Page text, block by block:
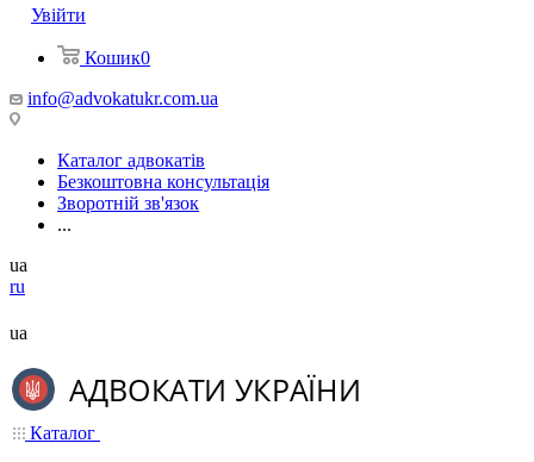
Увійти
Кошик0
info@advokatukr.com.ua
Каталог адвокатів
Безкоштовна консультація
Зворотній зв'язок
...
ua
ru
ua
Каталог